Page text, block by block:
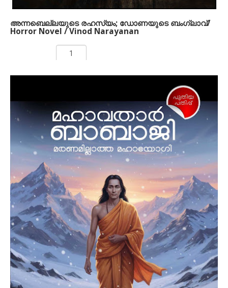
അന്നബെല്ലയുടെ രഹസ്യം; ഡോണയുടെ ബംഗ്ലാവ്/
Horror Novel / Vinod Narayanan
യുഎസിലെ കണക്ടികട്ട് എന്ന നഗരത്തിനടുത്തുള്ള
മോണ്‍റേ എന്ന ചെറുപട്ടണത്തിലാണ് അന്നബെല്ല
എന്ന പ്രേതപ്പാവയെ സൂക്ഷിച്ചിരിക്കുന്ന വാറന്‍സ്